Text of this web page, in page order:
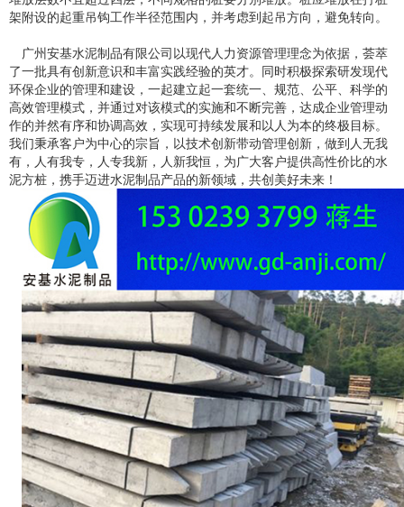
架附设的起重吊钩工作半径范围内，并考虑到起吊方向，避免转向。
广州安基水泥制品有限公司以现代人力资源管理理念为依据，荟萃
了一批具有创新意识和丰富实践经验的英才。同时积极探索研发现代
环保企业的管理和建设，一起建立起一套统一、规范、公平、科学的
高效管理模式，并通过对该模式的实施和不断完善，达成企业管理动
作的并然有序和协调高效，实现可持续发展和以人为本的终极目标。
我们秉承客户为中心的宗旨，以技术创新带动管理创新，做到人无我
有，人有我专，人专我新，人新我恒，为广大客户提供高性价比的水
泥方桩，携手迈进水泥制品产品的新领域，共创美好未来！